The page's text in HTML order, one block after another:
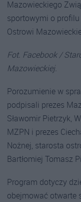
Mazowieckiego
sportowymi o profilu
Ostrowi
Fot. Facebook /
Mazowieckiej.
Porozumienie w
podpisali prezes
Sławomir Pietrzyk,
MZPN i prezes
Nożnej, starosta
Bartłomiej Tomasz
Program dotyczy
obejmować otwarte